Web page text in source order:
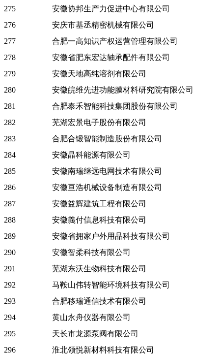
275
安徽协邦生产力促进中心有限公司
276
安庆市基丞精密机械有限公司
277
合肥一高知识产权运营管理有限公司
278
安徽省肥东宏达轴承配件有限公司
279
安徽天地高纯溶剂有限公司
280
安徽皖维先进功能膜材料研究院有限公司
281
合肥泰禾智能科技集团股份有限公司
282
芜湖宏景电子股份有限公司
283
合肥合锻智能制造股份有限公司
284
安徽晶科能源有限公司
285
安徽南瑞继远电网技术有限公司
286
安徽亘浩机械设备制造有限公司
287
安徽益辉建筑工程有限公司
288
安徽義付信息科技有限公司
289
安徽省拥家户外用品科技有限公司
290
安徽智柔科技有限公司
291
芜湖东沃生物科技有限公司
292
马鞍山伟转智能环境科技有限公司
293
合肥移瑞通信技术有限公司
294
黄山永舟仪器有限公司
295
天长市龙源泵阀有限公司
296
淮北领悦新材料科技有限公司